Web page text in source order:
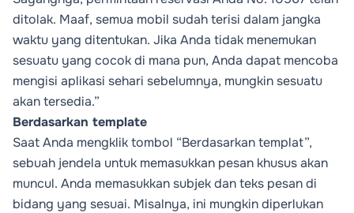
ditolak. Maaf, semua mobil sudah terisi dalam jangka
waktu yang ditentukan. Jika Anda tidak menemukan
sesuatu yang cocok di mana pun, Anda dapat mencoba
mengisi aplikasi sehari sebelumnya, mungkin sesuatu
akan tersedia.”
Berdasarkan template
Saat Anda mengklik tombol “Berdasarkan templat”,
sebuah jendela untuk memasukkan pesan khusus akan
muncul. Anda memasukkan subjek dan teks pesan di
bidang yang sesuai. Misalnya, ini mungkin diperlukan